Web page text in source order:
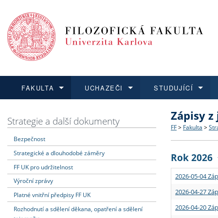
FAKULTA
Dozvědět se více
Struktura
Strategie
Podpora
UCHAZEČI
Podat přihlášku
Co
Učitelské
STUDUJÍCÍ
Dozvědět se více
Rigorózní
Dozvědět se více
O vědě a
Granty a
Dozvědět se více
Aktuální
Strategie a další dokumenty
Bezpečnost
Strategické a dlouhodobé záměry
FF UK pro udržitelnost
Výroční zprávy
Platné vnitřní předpisy FF UK
Rozhodnutí a sdělení děkana, opatření a sdělení
Zápisy
FF > Fakulta >
Rok 2026
2026-05-04
2026-04-27
2026-04-20